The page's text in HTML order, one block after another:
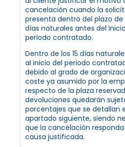
cancelación cuando la
presenta dentro del plazo de
días naturales antes del
periodo contratado.
Dentro de los 15 días
al inicio del periodo
debido al grado de
coste ya asumido por la
respecto de la plaza
devoluciones quedarán
porcentajes que se detallan
apartado siguiente, siendo
que la cancelación
causa justificada.